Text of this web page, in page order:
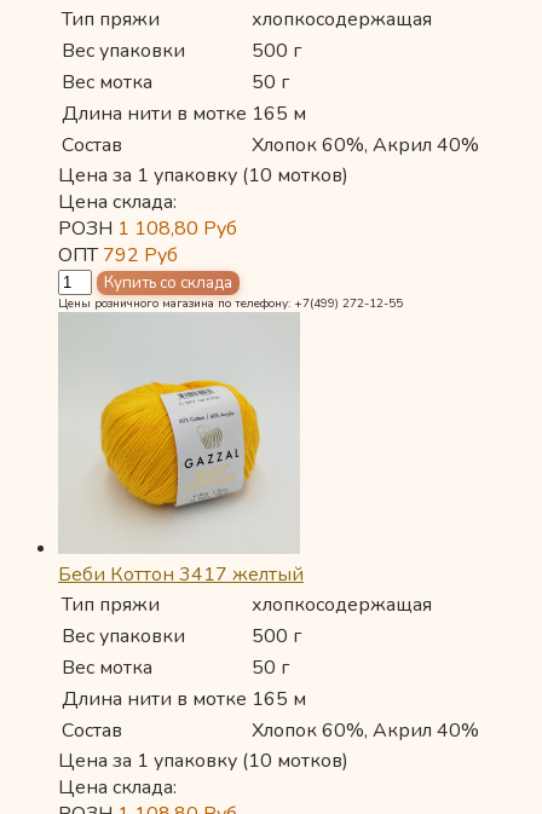
Тип пряжи
хлопкосодержащая
Вес упаковки
500 г
Вес мотка
50 г
Длина нити в мотке 165 м
Состав
Хлопок 60%, Акрил 40%
Цена за 1 упаковку (10 мотков)
Цена склада:
РОЗН 1 108,80 Руб
ОПТ792 Руб
Цены розничного магазина по телефону: +7(499) 272-12-55
Беби Коттон 3417 желтый
Тип пряжи
хлопкосодержащая
Вес упаковки
500 г
Вес мотка
50 г
Длина нити в мотке 165 м
Состав
Хлопок 60%, Акрил 40%
Цена за 1 упаковку (10 мотков)
Цена склада: